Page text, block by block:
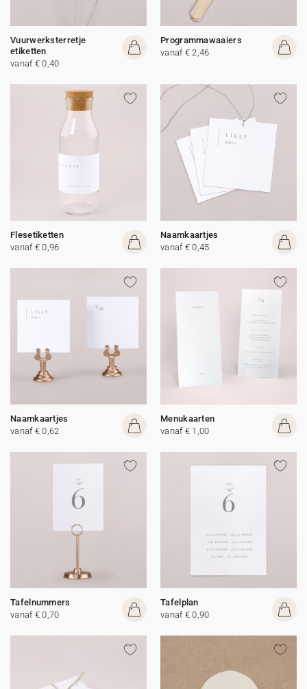
Vuurwerksterretje
etiketten
vanaf € 0,40
Programmawaaiers
vanaf € 2,46
Flesetiketten
vanaf € 0,96
Naamkaartjes
vanaf € 0,45
Naamkaartjes
vanaf € 0,62
Menukaarten
vanaf € 1,00
Tafelnummers
vanaf € 0,70
Tafelplan
vanaf € 0,90